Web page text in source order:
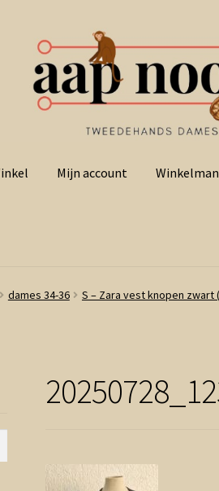
Mijn account
dames 34-36 S – Zara vest knopen zwart